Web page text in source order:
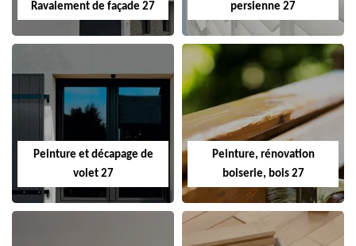
Ravalement de façade 27
persienne 27
Peinture et décapage de
volet 27
Peinture, rénovation
boiserie, bois 27